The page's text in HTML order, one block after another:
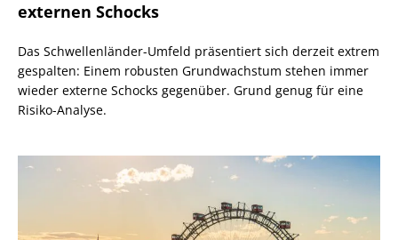
externen Schocks
Das Schwellenländer-Umfeld präsentiert sich derzeit extrem
gespalten: Einem robusten Grundwachstum stehen immer
wieder externe Schocks gegenüber. Grund genug für eine
Risiko-Analyse.